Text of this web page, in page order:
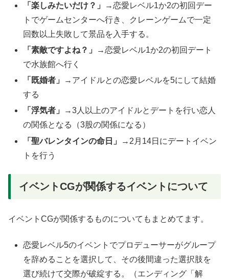
「楽しみたいだけ？」
→恋愛レベル1か2の初回デー
トでゲームセンターへ行き、クレーンゲームで一定
回数以上失敗して景品を入手する。
「素敵ですよね？」
→恋愛レベル1か2の初回デート
で水族館へ行く
「既婚者」
→アイドルとの恋愛レベルを5にして結婚
する
「浮気者」
→3人以上のアイドルとデートを行い恋人
の関係となる（3股の関係になる）
「聖バレンタインの命日」
→2月14日にデートイベン
トを行う
イベントCGが関係するイベントについて
イベントCGが関係するものについてもまとめてます。
恋愛レベル5のイベントでプロデューサーがグループ
を辞めることを選択して、その後間違った選択肢を
選び続けて交際が破綻する。（エンディング「解